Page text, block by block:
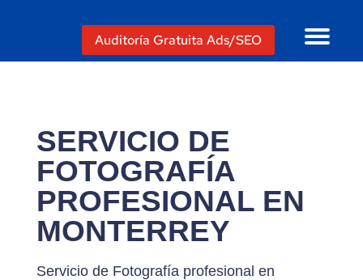
Auditoría Gratuita Ads/SEO
SERVICIO DE
FOTOGRAFÍA
PROFESIONAL EN
MONTERREY
Servicio de Fotografía profesional en